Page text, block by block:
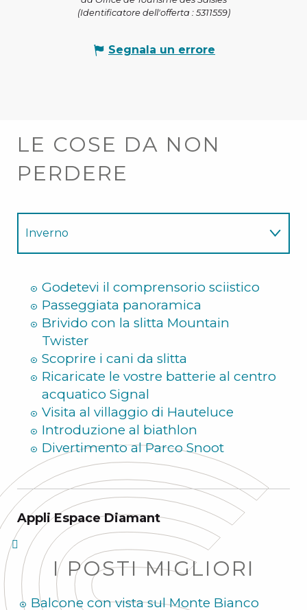
(Identificatore dell'offerta : 5311559)
Segnala un errore
LE COSE DA NON
PERDERE
Inverno
Godetevi il comprensorio sciistico
Passeggiata panoramica
Brivido con la slitta Mountain
Twister
Scoprire i cani da slitta
Ricaricate le vostre batterie al centro
acquatico Signal
Visita al villaggio di Hauteluce
Introduzione al biathlon
Divertimento al Parco Snoot
Appli Espace Diamant
I POSTI MIGLIORI
Balcone con vista sul Monte Bianco